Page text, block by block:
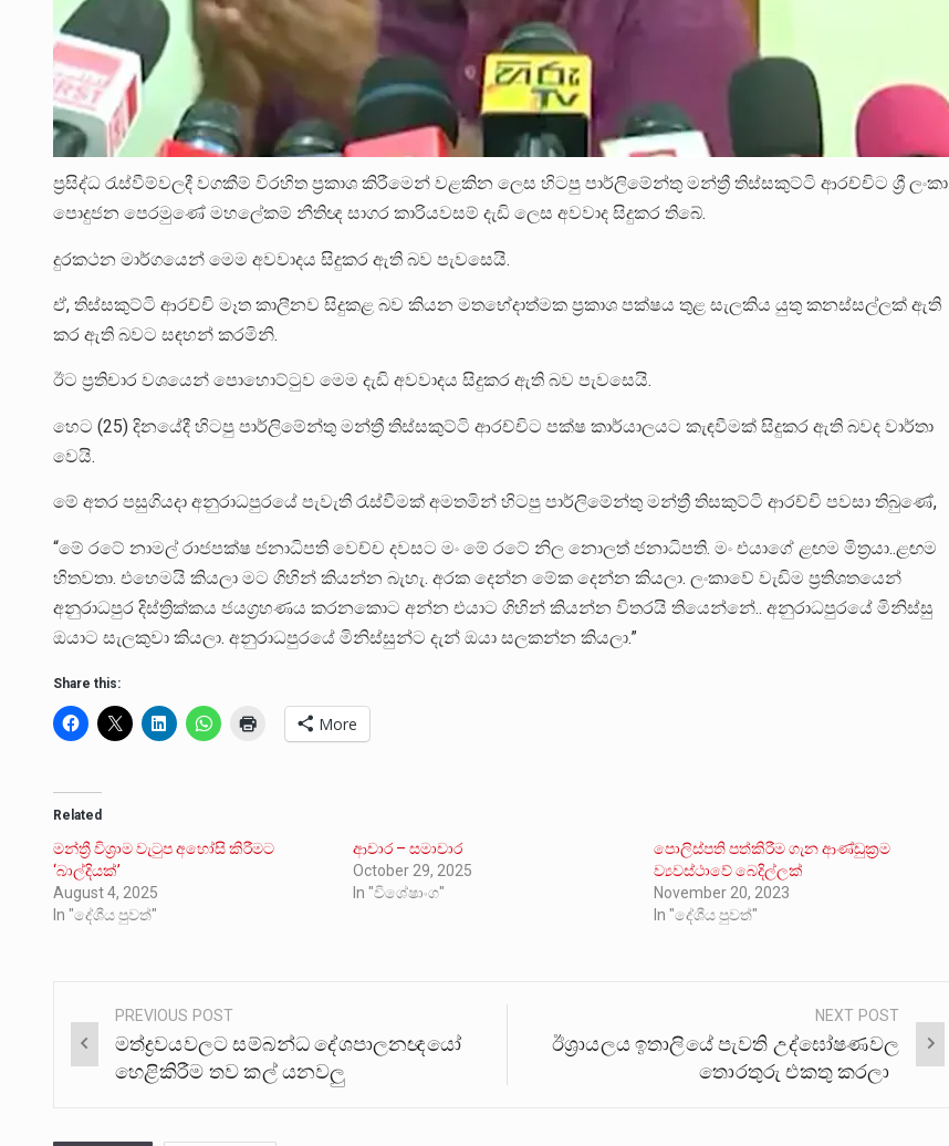
ප්‍රසිද්ධ රැස්වීම්වලදී වගකීම් විරහිත ප්‍රකාශ කිරීමෙන් වළකින ලෙස හිටපු පාර්ලිමේන්තු මන්ත්‍රී තිස්සකුට්ටි ආරච්චිට ශ්‍රී ලංකා
පොදුජන පෙරමුණේ මහලේකම් නීතිඥ සාගර කාරියවසම් දැඩි ලෙස අවවාද සිදුකර තිබේ.
දුරකථන මාර්ගයෙන් මෙම අවවාදය සිදුකර ඇති බව පැවසෙයි.
ඒ, තිස්සකුට්ටි ආරච්චි මෑත කාලීනව සිදුකළ බව කියන මතභේදාත්මක ප්‍රකාශ පක්ෂය තුළ සැලකිය යුතු කනස්සල්ලක් ඇති
කර ඇති බවට සඳහන් කරමිනි.
ඊට ප්‍රතිචාර වශයෙන් පොහොට්ටුව මෙම දැඩි අවවාදය සිදුකර ඇති බව පැවසෙයි.
හෙට (25) දිනයේදී හිටපු පාර්ලිමේන්තු මන්ත්‍රී තිස්සකුට්ටි ආරච්චිට පක්ෂ කාර්යාලයට කැඳවීමක් සිදුකර ඇති බවද වාර්තා
වෙයි.
මේ අතර පසුගියදා අනුරාධපුරයේ පැවැති රැස්වීමක් අමතමින් හිටපු පාර්ලිමේන්තු මන්ත්‍රී තිසකුට්ටි ආරච්චි පවසා තිබුණේ,
“මේ රටේ නාමල් රාජපක්ෂ ජනාධිපති වෙච්ච දවසට මං මේ රටේ නිල නොලත් ජනාධිපති. මං එයාගේ ළඟම මිත්‍රයා..ළඟම
හිතවතා. එහෙමයි කියලා මට ගිහින් කියන්න බැහැ. අරක දෙන්න මේක දෙන්න කියලා. ලංකාවේ වැඩිම ප්‍රතිශතයෙන්
අනුරාධපුර දිස්ත්‍රික්කය ජයග්‍රහණය කරනකොට අන්න එයාට ගිහින් කියන්න විතරයි තියෙන්නේ.. අනුරාධපුරයේ මිනිස්සු
ඔයාට සැලකුවා කියලා. අනුරාධපුරයේ මිනිස්සුන්ට දැන් ඔයා සලකන්න කියලා.”
Share this:
More
Related
මන්ත්‍රී විශ්‍රාම වැටුප අහෝසි කිරීමට
‘බාල්දියක්’
August 4, 2025
In "දේශීය පුවත්"
ආචාර – සමාචාර
October 29, 2025
In "විශේෂාංග"
පොලිස්පති පත්කිරීම ගැන ආණ්ඩුක්‍රම
ව්‍යවස්ථාවේ බෙදිල්ලක්
November 20, 2023
In "දේශීය පුවත්"
Post
navigation
PREVIOUS POST
මත්ද්‍රවයවලට සම්බන්ධ දේශපාලනඥයෝ
හෙළිකිරීම තව කල් යනවලු
NEXT POST
ඊශ්‍රායලය ඉතාලියේ පැවති උද්ඝෝෂණවල
තොරතුරු එකතු කරලා